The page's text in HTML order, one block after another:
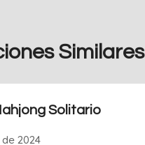
Similares
Solitario
2024